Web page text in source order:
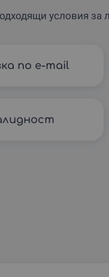
условия за
по e-mail